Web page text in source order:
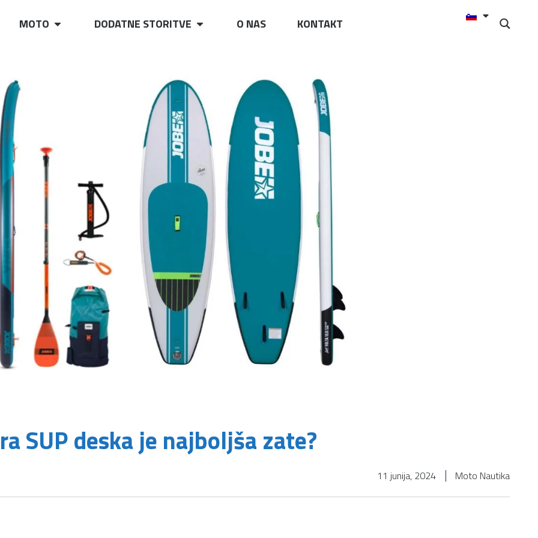
MOTO DODATNE STORITVE O NAS KONTAKT
SUP deska je najboljša zate?
11 junija, 2024 Moto Nautika